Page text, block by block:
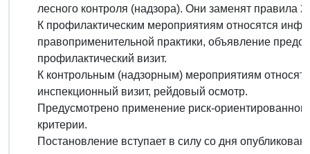
лесного контроля (надзора). Они заменят правила
К профилактическим мероприятиям относятся
правоприменительной практики, объявление
профилактический визит.
К контрольным (надзорным) мероприятиям
инспекционный визит, рейдовый осмотр.
Предусмотрено применение риск-
критерии.
Постановление вступает в силу со дня